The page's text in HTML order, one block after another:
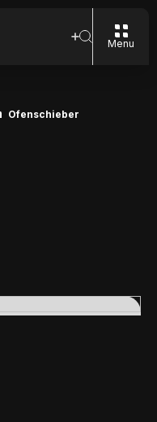
Menu
Ofenschieber